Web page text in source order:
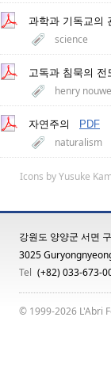
과학과 기독교의
science
고독과 침묵의 전
henry
자연주의 PDF
naturalism
Icons byYusuke
강원도 양양군 서면
3025
Tel (+82) 033-673-
© 1999-2026 L'Abri